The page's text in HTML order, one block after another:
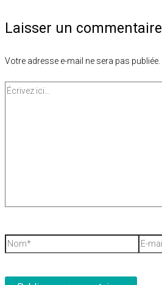
Laisser un commentaire
Votre adresse e-mail ne sera pas publiée.
Écrivez
Nom*
E-
mail*